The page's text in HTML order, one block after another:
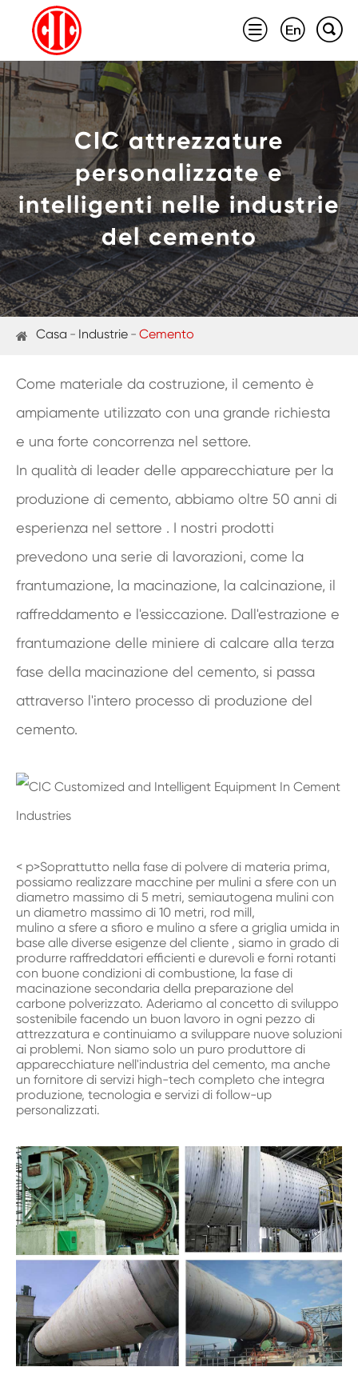
  
CIC attrezzature
personalizzate e
intelligenti nelle industrie
del cemento
Casa Industrie Cemento
Come materiale da costruzione, il cemento è
ampiamente utilizzato con una grande richiesta
e una forte concorrenza nel settore.
In qualità di leader delle apparecchiature per la
produzione di cemento, abbiamo oltre 50 anni di
esperienza nel settore . I nostri prodotti
prevedono una serie di lavorazioni, come la
frantumazione, la macinazione, la calcinazione, il
raffreddamento e l'essiccazione. Dall'estrazione e
frantumazione delle miniere di calcare alla terza
fase della macinazione del cemento, si passa
attraverso l'intero processo di produzione del
cemento.
< p>Soprattutto nella fase di polvere di materia prima,
possiamo realizzare macchine per mulini a sfere con un
diametro massimo di 5 metri, semiautogena mulini con
un diametro massimo di 10 metri, rod mill,
mulino a sfere a sfioro e mulino a sfere a griglia umida in
base alle diverse esigenze del cliente , siamo in grado di
produrre raffreddatori efficienti e durevoli e forni rotanti
con buone condizioni di combustione, la fase di
macinazione secondaria della preparazione del
carbone polverizzato. Aderiamo al concetto di sviluppo
sostenibile facendo un buon lavoro in ogni pezzo di
attrezzatura e continuiamo a sviluppare nuove soluzioni
ai problemi. Non siamo solo un puro produttore di
apparecchiature nell'industria del cemento, ma anche
un fornitore di servizi high-tech completo che integra
produzione, tecnologia e servizi di follow-up
personalizzati.